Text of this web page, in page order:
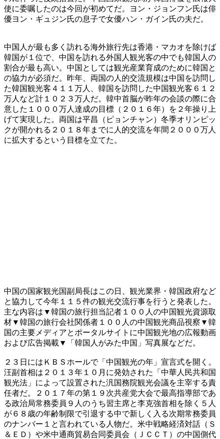
使に委嘱したのは今回が初めてだ。ヨン・ジョンフン氏は俳
優ヨン・ギュジン氏の息子で女優ハン・ガイン氏の夫だ。
中国人が最も多く訪れる海外旅行先は香港・マカオを除けば
韓国が１位で、中国を訪れる外国人観光客の中でも韓国人の
割合が最も高い。中国としては観光産業育成のために韓国と
の協力が必須だ。昨年、両国の人的交流規模は中国を訪問し
た韓国観光客４１１万人、韓国を訪問した中国観光客６１２
万人など計１０２３万人だ。韓中首脳が昨年の会談の際に合
意した１０００万人達成の目標（２０１６年）を２年操り上
げて実現した。両国は平昌（ピョンチャン）冬季オリンピッ
クが開かれる２０１８年までに人的交流を年間２０００万人
に拡大するという目標を立てた。
中国の国家観光国副局長はこの日、観光業界・韓国政府など
と協力して今年１１５件の観光交流行事を行うと発表した。
主な内容は▼韓国の旅行担当記者１００人の中国観光資源取
材▼韓国の旅行会社関係者１００人の中国観光商品視察▼韓
国の主要メディアとポータルサイトに中国観光地の広報動画
および広告掲載▼「韓国人がみた中国」写真展などだ。
２３日にはＫＢＳホールで「中国観光の年」宣言式を開く。
汪副首相は２０１３年１０月に発効された「中華人民共和国
観光法」によって設置された汎国務院観光会議を主宰する責
任者だ。２０１７年の第１９次共産党大会で最高指導部であ
る政治局常務委員９人のうち習主席と李克強首相を除く５人
が６８歳の年齢制限で引退する中で新しく入る次期常務委員
のナンバー１と言われている人物だ。米中戦略経済対話（Ｓ
＆ＥＤ）や米中通商貿易合同委員会（ＪＣＣＴ）の中国側代